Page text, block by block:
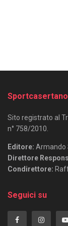
Sito registrato al
n° 758/2010.
Editore: Armando
Direttore
Condirettore:
Seguici su